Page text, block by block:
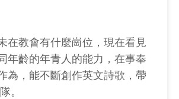
在教會有什麼崗位，現在看見
年齡的年青人的能力，在事奉
為，能不斷創作英文詩歌，帶
。